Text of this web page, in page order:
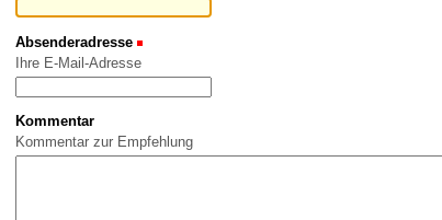
Absenderadresse
Ihre E-Mail-Adresse
Kommentar
Kommentar zur Empfehlung